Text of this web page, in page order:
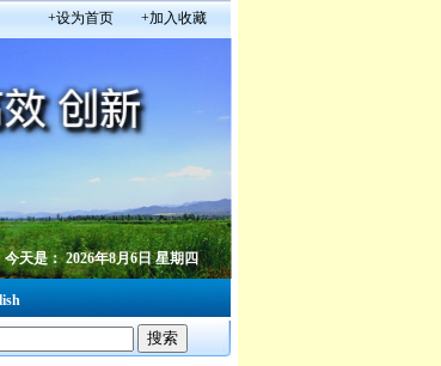
今天是： 2026年8月6日 星期四
+设为首页 +加入收藏